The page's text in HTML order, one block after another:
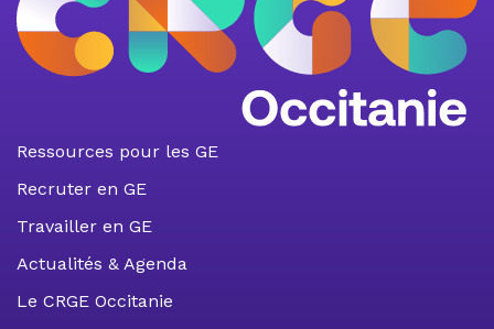
Ressources pour les GE
Recruter en GE
Travailler en GE
Actualités & Agenda
Le CRGE Occitanie